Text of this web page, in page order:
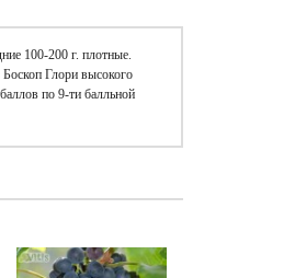
100-200 г. плотные.
Глори высокого
по 9-ти балльной